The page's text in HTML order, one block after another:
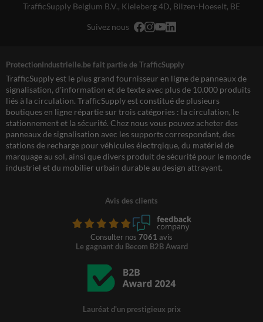
TrafficSupply Belgium B.V., Kieleberg 4D, Bilzen-Hoeselt, BE
Suivez nous
ProtectionIndustrielle.be fait partie de TrafficSupply
TrafficSupply est le plus grand fournisseur en ligne de panneaux de
signalisation, d'information et de texte avec plus de 10.000 produits
liés à la circulation. TrafficSupply est constitué de plusieurs
boutiques en ligne répartie sur trois catégories : la circulation, le
stationnement et la sécurité. Chez nous vous pouvez acheter des
panneaux de signalisation avec les supports correspondant, des
stations de recharge pour véhicules électrqique, du matériel de
marquage au sol, ainsi que divers produit de sécurité pour le monde
industriel et du mobilier urbain durable au design attrayant.
Avis des clients
Consulter nos 7061 avis
Le gagnant du Becom B2B Award
Lauréat d'un prestigieux prix